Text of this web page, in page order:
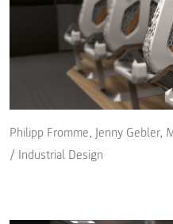
Philipp Fromme, Jenny Gebler,
/ Industrial Design